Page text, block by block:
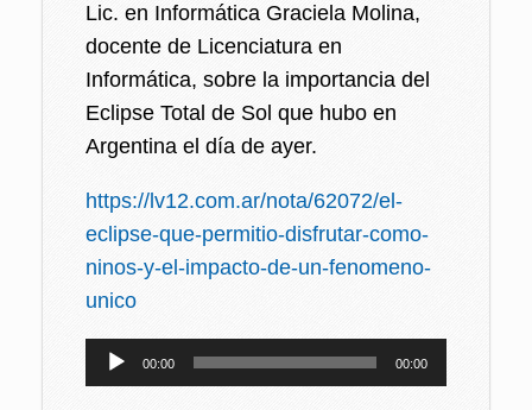
Lic. en Informática Graciela Molina,
docente de Licenciatura en
Informática, sobre la importancia del
Eclipse Total de Sol que hubo en
Argentina el día de ayer.
https://lv12.com.ar/nota/62072/el-
eclipse-que-permitio-disfrutar-como-
ninos-y-el-impacto-de-un-fenomeno-
unico
Reproductor
de
00:00 00:00